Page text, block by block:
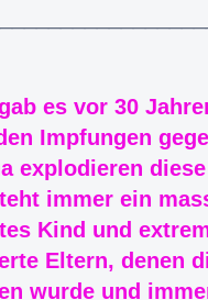
es vor 30
Impfungen
explodieren
immer ein
Kind und
Eltern, denen
wurde und